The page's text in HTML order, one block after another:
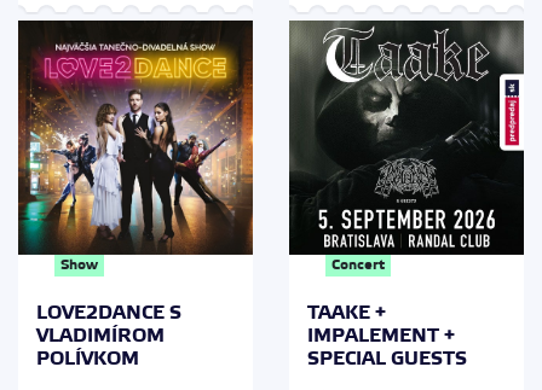
Praha 5 - Smíchov
Show
LOVE2DANCE S
VLADIMÍROM
POLÍVKOM
Concert
TAAKE +
IMPALEMENT +
SPECIAL GUESTS